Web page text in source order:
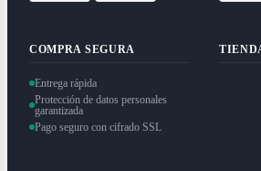
COMPRA SEGURA
Entrega rápida
Protección de datos personales
garantizada
Pago seguro con cifrado SSL